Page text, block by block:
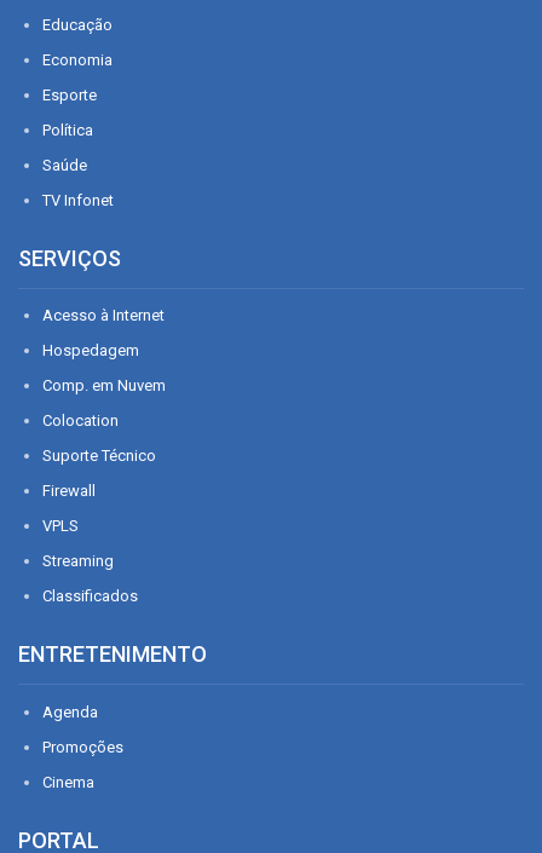
Educação
Economia
Esporte
Política
Saúde
TV Infonet
SERVIÇOS
Acesso à Internet
Hospedagem
Comp. em Nuvem
Colocation
Suporte Técnico
Firewall
VPLS
Streaming
Classificados
ENTRETENIMENTO
Agenda
Promoções
Cinema
PORTAL